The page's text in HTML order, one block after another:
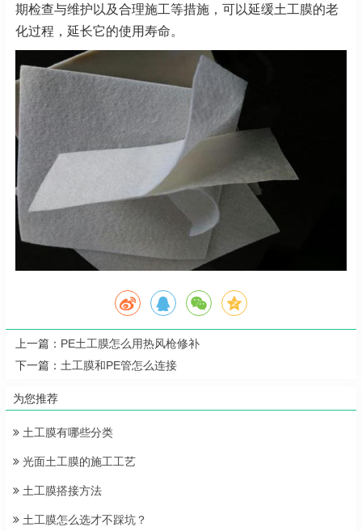
期检查与维护以及合理施工等措施，可以延缓土工膜的老
化过程，延长它的使用寿命。
上一篇： PE土工膜怎么用热风枪修补
下一篇： 土工膜和PE管怎么连接
为您推荐
土工膜有哪些分类
光面土工膜的施工工艺
土工膜搭接方法
土工膜怎么选才不踩坑？